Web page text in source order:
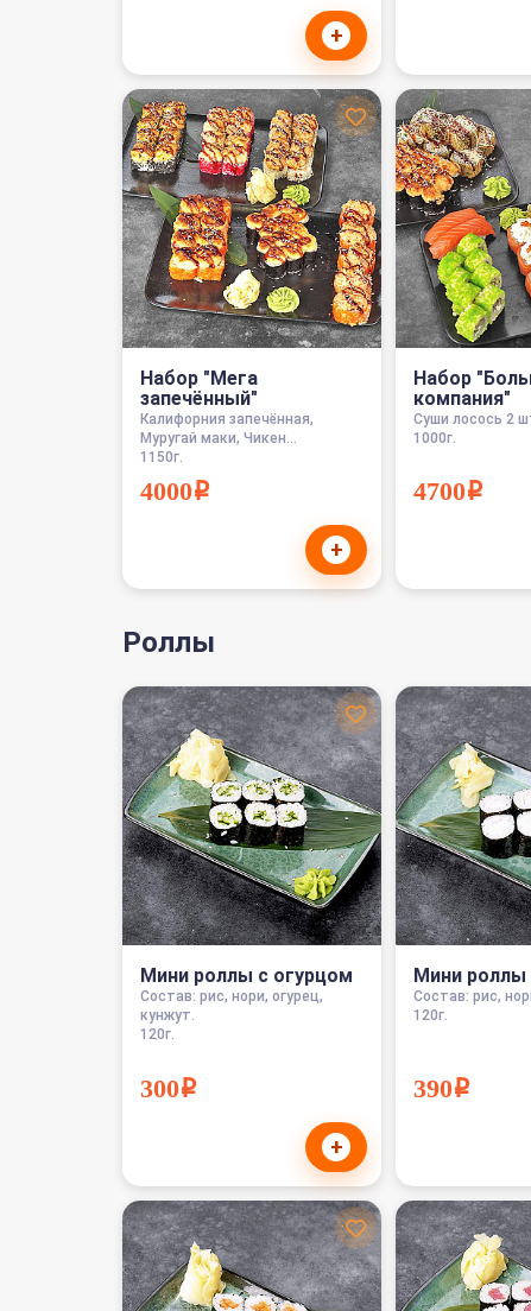
+
Набор "Мега
запечённый"
Калифорния запечённая,
Муругай маки, Чикен...
1150г.
4000i
+
Набор
компания"
Суши лосось 2
1000г.
4700i
Роллы
Мини роллы с огурцом
Состав: рис, нори, огурец,
кунжут.
120г.
300i
+
Мини роллы
Состав: рис,
120г.
390i